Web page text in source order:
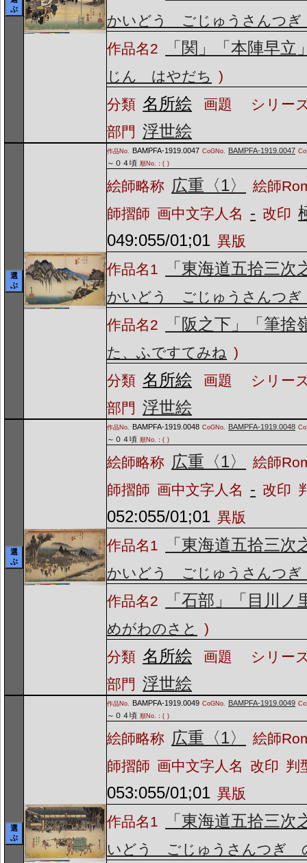
ぶ
かいどう ごじゅうさんつ
作品名2
「関」「本陣早立
じん はやだち )
分類 名所絵 画題
シリー
部門 浮世絵
選
ぶ
作品No. BAMPFA-1919.0047 CoGNo. BAMPFA-1919.0047
～０４頃 順No.：( )
絵師略称 広重〈1〉
絵師
師摺師 画中文字人名 - 改印
049:055/01;01 異版
作品名1
「東海道五拾三次
かいどう ごじゅうさんつ
作品名2
「阪之下」「筆捨
た、ふですてみね )
分類 名所絵 画題
シリー
部門 浮世絵
選
ぶ
作品No. BAMPFA-1919.0048 CoGNo. BAMPFA-1919.0048
～０４頃 順No.：( )
絵師略称 広重〈1〉
絵師
師摺師 画中文字人名 - 改印
052:055/01;01 異版
作品名1
「東海道五拾三次
かいどう ごじゅうさんつ
作品名2
「石部」「目川ノ
めがわのさと
)
分類 名所絵 画題
シリー
部門 浮世絵
選
ぶ
作品No. BAMPFA-1919.0049 CoGNo. BAMPFA-1919.0049
～０４頃 順No.：( )
絵師略称 広重〈1〉
絵師
師摺師 画中文字人名 改印 判
053:055/01;01 異版
作品名1
「東海道五拾三次
いどう ごじゅうさんつぎ